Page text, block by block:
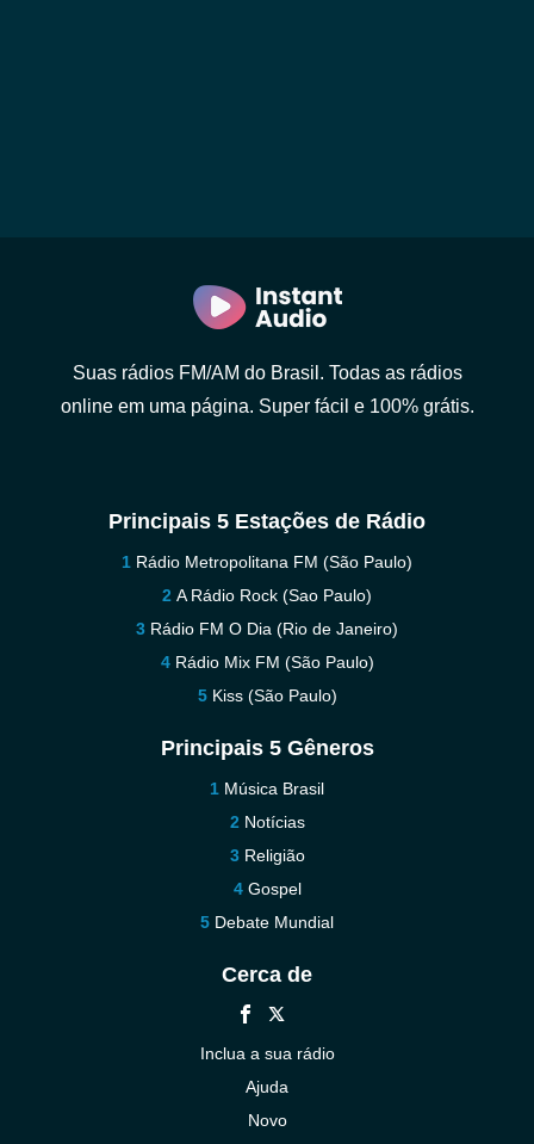
Suas rádios FM/AM do Brasil. Todas as rádios
online em uma página. Super fácil e 100% grátis.
Principais 5 Estações de Rádio
Rádio Metropolitana FM (São Paulo)
A Rádio Rock (Sao Paulo)
Rádio FM O Dia (Rio de Janeiro)
Rádio Mix FM (São Paulo)
Kiss (São Paulo)
Principais 5 Gêneros
Música Brasil
Notícias
Religião
Gospel
Debate Mundial
Cerca de
Inclua a sua rádio
Ajuda
Novo